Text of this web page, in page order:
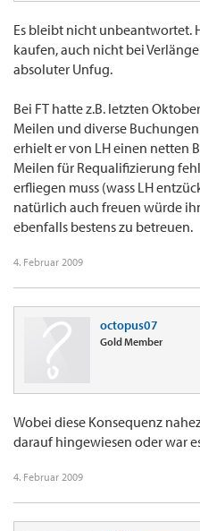
Es bleibt nicht unbeantwortet.
kaufen, auch nicht bei
absoluter Unfug.
Bei FT hatte z.B. letzten
Meilen und diverse
erhielt er von LH einen netten
Meilen für Requalifizierung
erfliegen muss (wass LH
natürlich auch freuen würde
ebenfalls bestens zu betreuen.
4. Februar 2009
octopus07
Gold Member
Wobei diese Konsequenz
darauf hingewiesen oder war
4. Februar 2009